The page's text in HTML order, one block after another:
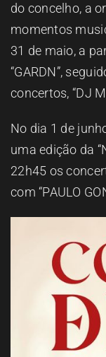
do concelho, a
momentos
31 de maio, a
“GARDN”,
concertos, “DJ
No dia 1 de
uma edição da
22h45 os
com “PAULO